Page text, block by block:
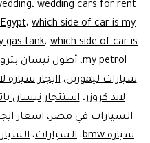
،wedding cars for rent
، which side of car is my
gas tank، which side of car is
my petrol،أطول نيسان
سيارات ليموزين،اايجار سيارة
لاند كروزر،استئجار نيسان باترول
السيارات في مصر، اسعار
سيارة bmw
، السيارات،